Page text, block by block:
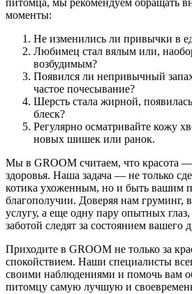
питомца, мы рекомендуем обращать
моменты:
Не изменились ли привычки в
Любимец стал вялым или,
возбудимым?
Появился ли непривычный
частое почесывание?
Шерсть стала жирной,
блеск?
Регулярно осматривайте кожу
новых шишек или ранок.
Мы в GROOM считаем, что красота —
здоровья. Наша задача — не только
котика ухоженным, но и быть вашим
благополучии. Доверяя нам груминг,
услугу, а еще одну пару опытных
заботой следят за состоянием вашего
Приходите в GROOM не только за
спокойствием. Наши специалисты
своими наблюдениями и помочь вам
питомцу самую лучшую и